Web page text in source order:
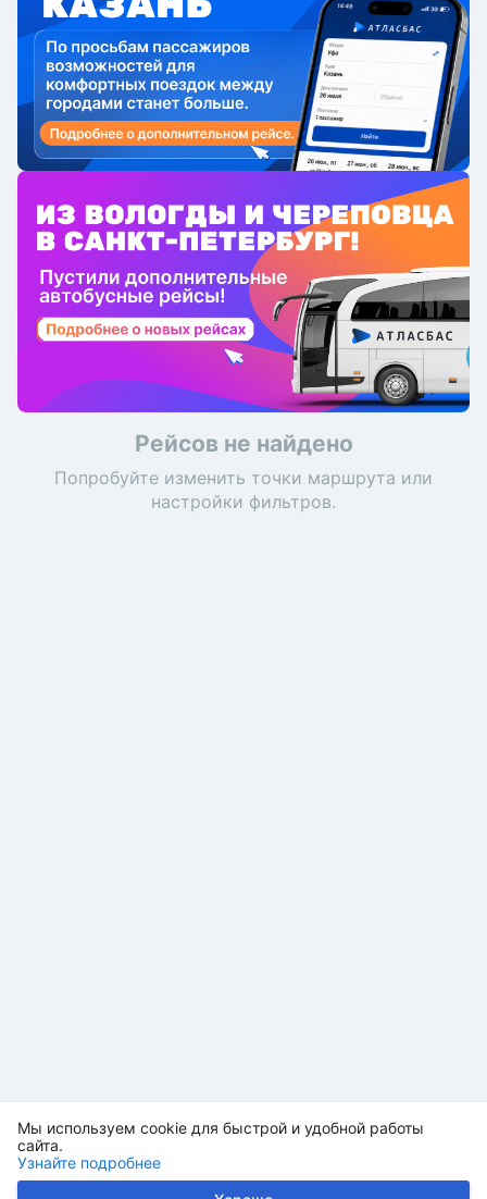
Мы используем cookie для быстрой и удобной работы
сайта.
Узнайте подробнее
Рейсов не найдено
Попробуйте изменить точки маршрута или
настройки фильтров.